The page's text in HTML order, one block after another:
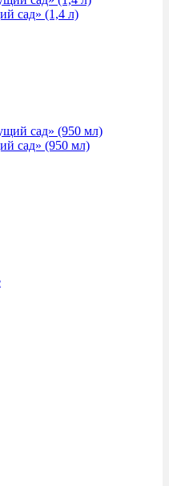
сад» (1,4 л)
сад» (950 мл)